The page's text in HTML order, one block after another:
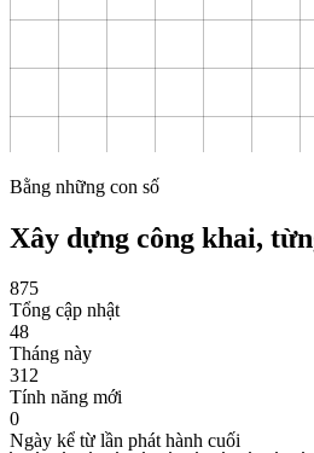
Bằng những con số
Xây dựng công khai,
875
Tổng cập nhật
48
Tháng này
312
Tính năng mới
0
Ngày kể từ lần phát hành cuối